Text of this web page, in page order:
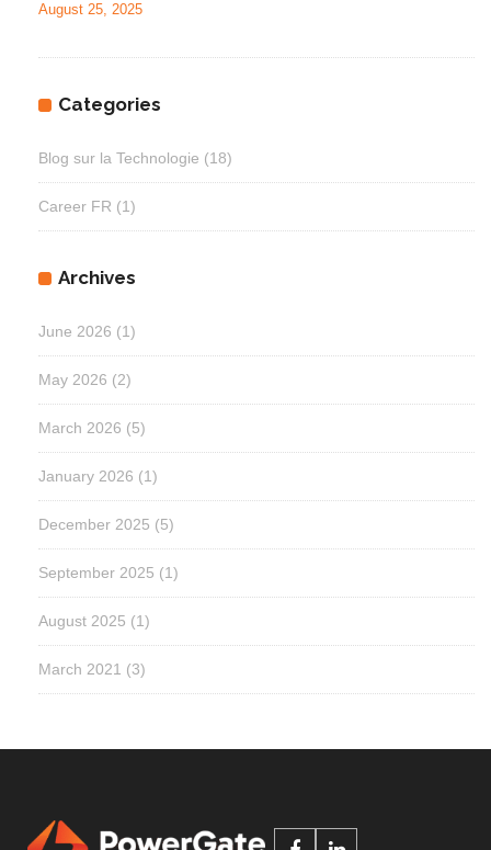
August 25, 2025
Categories
Blog sur la Technologie (18)
Career FR (1)
Archives
June 2026 (1)
May 2026 (2)
March 2026 (5)
January 2026 (1)
December 2025 (5)
September 2025 (1)
August 2025 (1)
March 2021 (3)